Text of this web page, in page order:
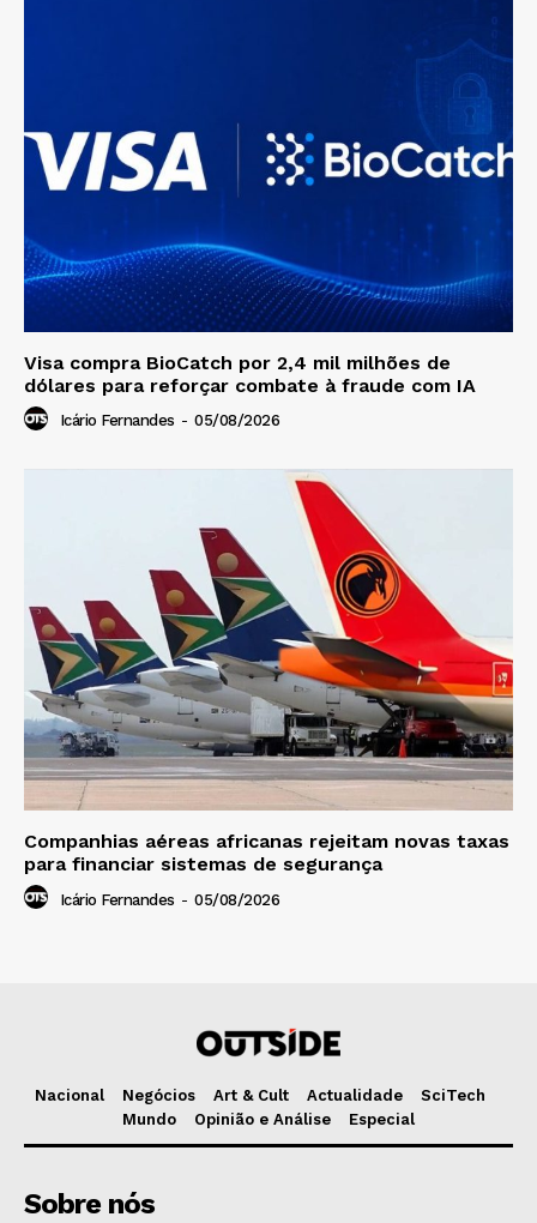
Visa compra BioCatch por 2,4 mil milhões de
dólares para reforçar combate à fraude com IA
Icário Fernandes - 05/08/2026
Companhias aéreas africanas rejeitam novas taxas
para financiar sistemas de segurança
Icário Fernandes - 05/08/2026
Nacional Negócios Art & Cult Actualidade
SciTech
Mundo
Opinião e Análise Especial
Sobre nós